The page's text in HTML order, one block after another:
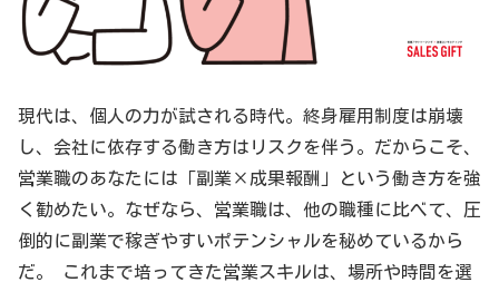
現代は、個人の力が試される時代。終身雇用制度は崩壊
し、会社に依存する働き方はリスクを伴う。だからこそ、
営業職のあなたには「副業×成果報酬」という働き方を強
く勧めたい。なぜなら、営業職は、他の職種に比べて、圧
倒的に副業で稼ぎやすいポテンシャルを秘めているから
だ。 これまで培ってきた営業スキルは、場所や時間を選